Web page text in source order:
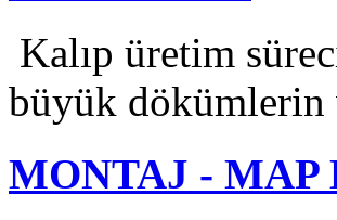
Kalıp üretim
büyük dökümlerin
MONTAJ -